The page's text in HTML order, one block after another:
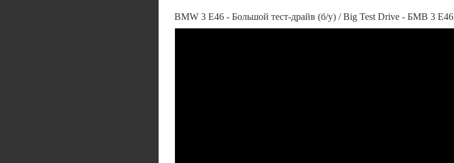
BMW 3 E46 - Большой тест-драйв (б/у) / Big Test Drive - БМВ 3 Е46